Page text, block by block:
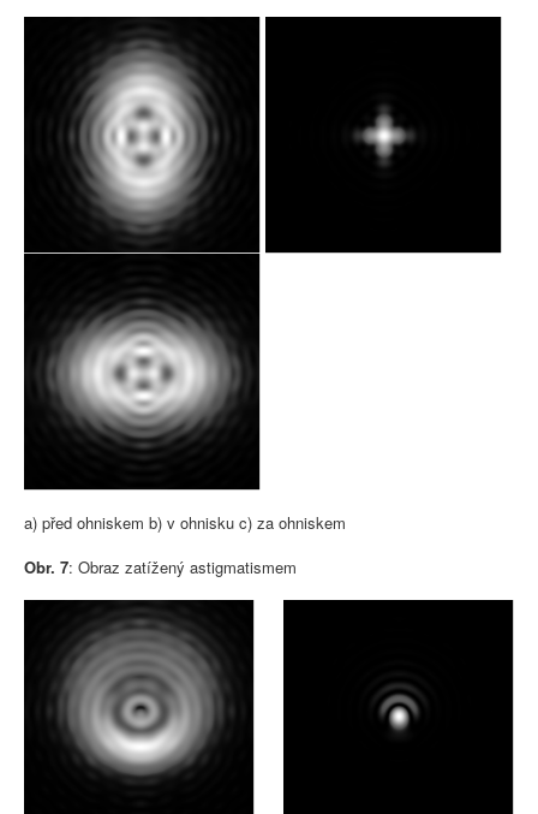
a) před ohniskem b) v ohnisku c) za ohniskem
Obr. 7: Obraz zatížený astigmatismem